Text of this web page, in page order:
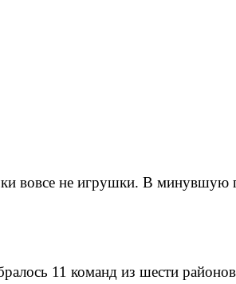
вовсе не игрушки. В минувшую
11 команд из шести